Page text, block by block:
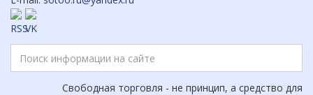
Свободная торговля - не принцип, а средство для